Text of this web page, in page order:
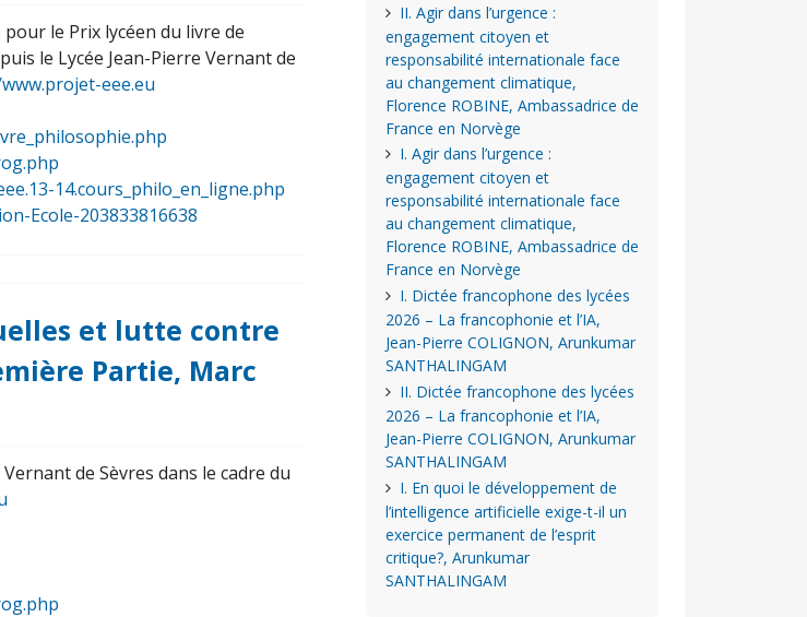
le Prix lycéen du livre de
le Lycée Jean-Pierre Vernant de
eee.eu
14.cours_philo_en_ligne.php
Ecole-203833816638
et lutte contre
Partie, Marc
de Sèvres dans le cadre du
II. Agir dans l’urgence :
engagement citoyen et
responsabilité internationale face
au changement climatique,
Florence ROBINE, Ambassadrice de
France en Norvège
I. Agir dans l’urgence :
engagement citoyen et
responsabilité internationale face
au changement climatique,
Florence ROBINE, Ambassadrice de
France en Norvège
I. Dictée francophone des lycées
2026 – La francophonie et l’IA,
Jean-Pierre COLIGNON, Arunkumar
SANTHALINGAM
II. Dictée francophone des lycées
2026 – La francophonie et l’IA,
Jean-Pierre COLIGNON, Arunkumar
SANTHALINGAM
I. En quoi le développement de
l’intelligence artificielle exige-t-il un
exercice permanent de l’esprit
critique?, Arunkumar
SANTHALINGAM